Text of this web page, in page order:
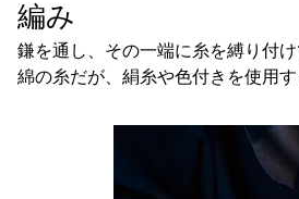
編み
鎌を通し、その一端に糸を縛り付
綿の糸だが、絹糸や色付きを使用す